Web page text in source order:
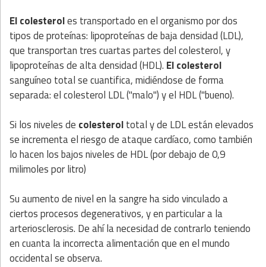
El colesteroles transportado en el organismo por dos
tipos de proteínas: lipoproteínas de baja densidad (LDL),
que transportan tres cuartas partes del colesterol, y
lipoproteínas de alta densidad (HDL). El colesterol
sanguíneo total se cuantifica, midiéndose de forma
separada: el colesterol LDL ("malo") y el HDL ("bueno).
Si los niveles de colesteroltotal y de LDL están elevados
se incrementa el riesgo de ataque cardíaco, como también
lo hacen los bajos niveles de HDL (por debajo de 0,9
milimoles por litro)
Su aumento de nivel en la sangre ha sido vinculado a
ciertos procesos degenerativos, y en particular a la
arteriosclerosis. De ahí la necesidad de contrarlo teniendo
en cuanta la incorrecta alimentación que en el mundo
occidental se observa.